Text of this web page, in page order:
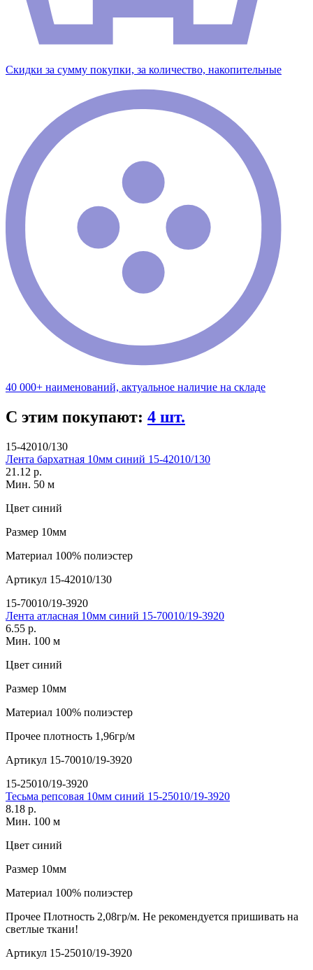
Скидки за сумму покупки, за количество, накопительные
40 000+ наименований, актуальное наличие на складе
С этим покупают: 4 шт.
15-42010/130
Лента бархатная 10мм синий 15-42010/130
21.12 р.
Мин. 50 м
Цвет синий
Размер 10мм
Материал 100% полиэстер
Артикул 15-42010/130
15-70010/19-3920
Лента атласная 10мм синий 15-70010/19-3920
6.55 р.
Мин. 100 м
Цвет синий
Размер 10мм
Материал 100% полиэстер
Прочее плотность 1,96гр/м
Артикул 15-70010/19-3920
15-25010/19-3920
Тесьма репсовая 10мм синий 15-25010/19-3920
8.18 р.
Мин. 100 м
Цвет синий
Размер 10мм
Материал 100% полиэстер
Прочее Плотность 2,08гр/м. Не рекомендуется пришивать на
светлые ткани!
Артикул 15-25010/19-3920